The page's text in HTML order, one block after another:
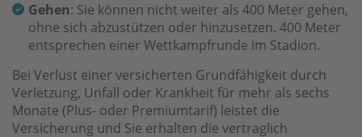
Gehen: Sie können nicht weiter als 400 Meter gehen,
ohne sich abzustützen oder hinzusetzen. 400 Meter
entsprechen einer Wettkampfrunde im Stadion.
Bei Verlust einer versicherten Grundfähigkeit durch
Verletzung, Unfall oder Krankheit für mehr als sechs
Monate (Plus- oder Premiumtarif) leistet die
Versicherung und Sie erhalten die vertraglich